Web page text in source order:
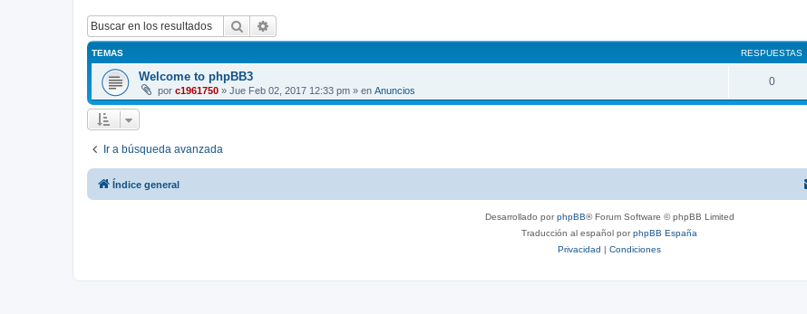
Buscar
TEMAS RESPUESTAS
Welcome to phpBB3
por c1961750 » Jue Feb 02, 2017 12:33 pm » en Anuncios
0
Ir a búsqueda avanzada
Índice general
Desarrollado porphpBB® Forum Software © phpBB Limited
Traducción al español porphpBB España
Privacidad | Condiciones